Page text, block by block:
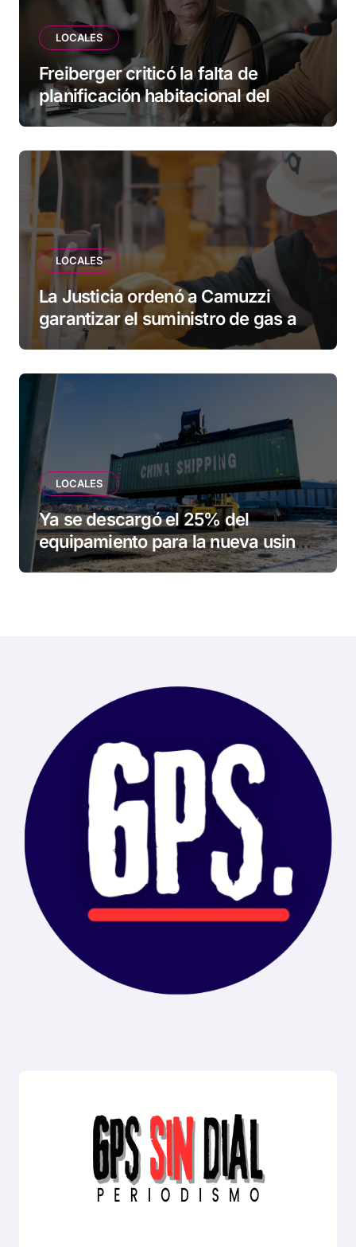
LOCALES
Freiberger criticó la falta de
planificación habitacional del
Municipio: “Vuoto deja afuera a
esperando”
LOCALES
La Justicia ordenó a Camuzzi
garantizar el suministro de gas a
una familia de Tolhuin
LOCALES
Ya se descargó el 25% del
equipamiento para la nueva usina
de Ushuaia